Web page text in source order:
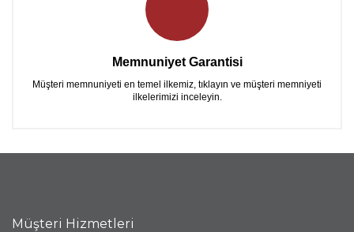
Memnuniyet Garantisi
Müşteri memnuniyeti en temel ilkemiz, tıklayın ve müşteri memniyeti
ilkelerimizi inceleyin.
Müşteri Hizmetleri